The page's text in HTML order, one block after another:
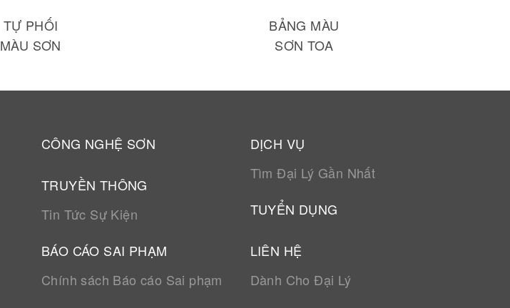
TỰ PHỐI
MÀU SƠN
BẢNG MÀU
SƠN TOA
CÔNG NGHỆ SƠN
TRUYỀN THÔNG
Tin Tức Sự Kiện
BÁO CÁO SAI PHẠM
Chính sách Báo cáo Sai phạm
DỊCH VỤ
Tìm Đại Lý Gần Nhất
TUYỂN DỤNG
LIÊN HỆ
Dành Cho Đại Lý